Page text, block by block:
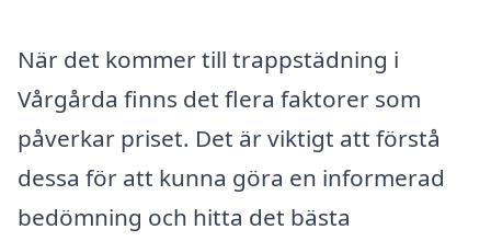
När det kommer till trappstädning i
Vårgårda finns det flera faktorer som
påverkar priset. Det är viktigt att förstå
dessa för att kunna göra en informerad
bedömning och hitta det bästa